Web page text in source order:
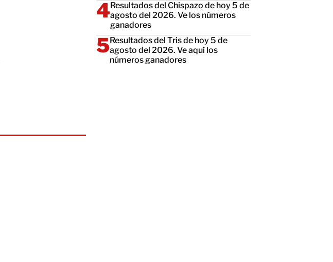
Resultados del Chispazo de hoy 5 de
agosto del 2026. Ve los números
ganadores
Resultados del Tris de hoy 5 de
agosto del 2026. Ve aquí los
números ganadores